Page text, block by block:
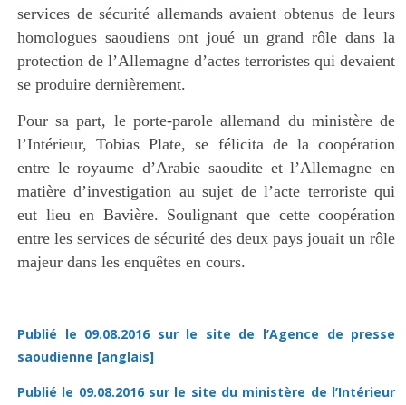
services de sécurité allemands avaient obtenus de leurs
homologues saoudiens ont joué un grand rôle dans la
protection de l’Allemagne d’actes terroristes qui devaient
se produire dernièrement.
Pour sa part, le porte-parole allemand du ministère de
l’Intérieur, Tobias Plate, se félicita de la coopération
entre le royaume d’Arabie saoudite et l’Allemagne en
matière d’investigation au sujet de l’acte terroriste qui
eut lieu en Bavière. Soulignant que cette coopération
entre les services de sécurité des deux pays jouait un rôle
majeur dans les enquêtes en cours.
Publié le 09.08.2016 sur le site de l’Agence de presse
saoudienne [anglais]
Publié le 09.08.2016 sur le site du ministère de l’Intérieur